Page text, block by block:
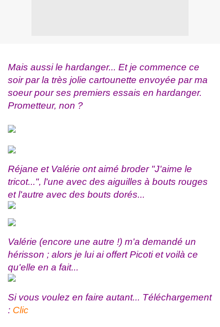
Mais aussi le hardanger... Et je commence ce
soir par la très jolie cartounette envoyée par ma
soeur pour ses premiers essais en hardanger.
Prometteur, non ?
Réjane et Valérie ont aimé broder "J'aime le
tricot...", l'une avec des aiguilles à bouts rouges
et l'autre avec des bouts dorés...
Valérie (encore une autre !) m'a demandé un
hérisson ; alors je lui ai offert Picoti et voilà ce
qu'elle en a fait...
Si vous voulez en faire autant... Téléchargement
: Clic